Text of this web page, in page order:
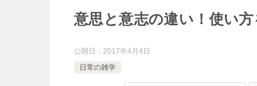
意思と意志の違い！使い
公開日： 2017年4月4日
日常の雑学